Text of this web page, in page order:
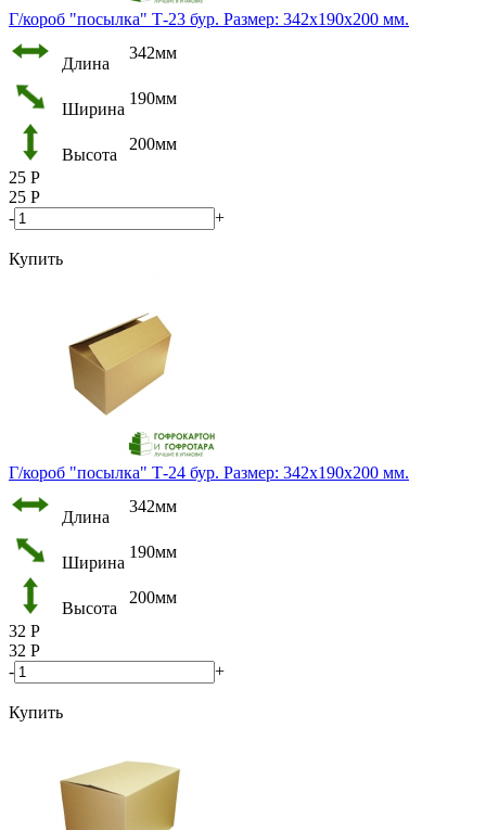
Г/короб "посылка" Т-23 бур. Размер: 342х190х200 мм.
Длина
342мм
Ширина
190мм
Высота
200мм
25 Р
25 Р
-
+
Купить
Г/короб "посылка" Т-24 бур. Размер: 342х190х200 мм.
Длина
342мм
Ширина
190мм
Высота
200мм
32 Р
32 Р
-
+
Купить